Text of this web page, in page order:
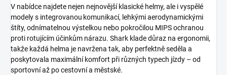
V nabídce najdete nejen nejnovější klasické helmy, ale i vyspělé
modely s integrovanou komunikací, lehkými aerodynamickými
štíty, odnímatelnou výstelkou nebo pokročilou MIPS ochranou
proti rotujícím účinkům nárazu. Shark klade důraz na ergonomii,
takže každá helma je navržena tak, aby perfektně seděla a
poskytovala maximální komfort při různých typech jízdy – od
sportovní až po cestovní a městské.